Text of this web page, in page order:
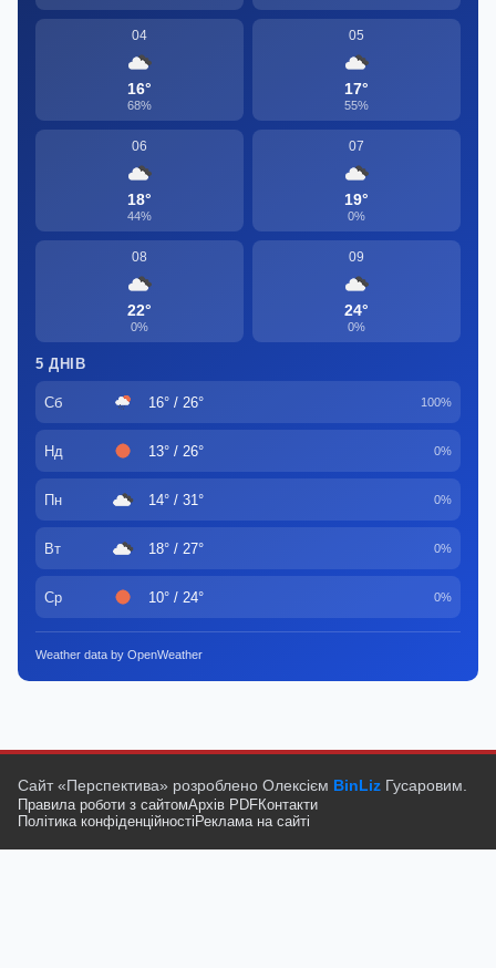
04
16°
68%
05
17°
55%
06
18°
44%
07
19°
0%
08
22°
0%
09
24°
0%
5 ДНІВ
Сб 16° / 26° 100%
Нд 13° / 26° 0%
Пн 14° / 31° 0%
Вт 18° / 27° 0%
Ср 10° / 24° 0%
Weather data by OpenWeather
Сайт «Перспектива» розроблено Олексієм BinLiz Гусаровим.
Правила роботи з сайтомАрхів PDFКонтакти
Політика конфіденційності Реклама на сайті